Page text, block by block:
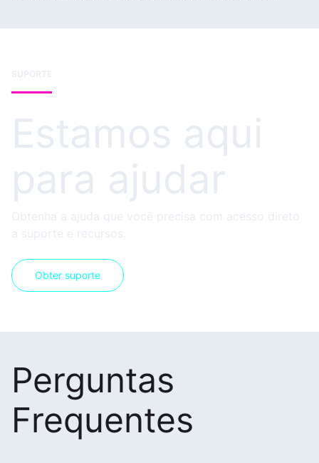
SUPORTE
Estamos aqui
para ajudar
Obtenha a ajuda que você precisa com acesso direto
a suporte e recursos.
Obter suporte
Perguntas
Frequentes